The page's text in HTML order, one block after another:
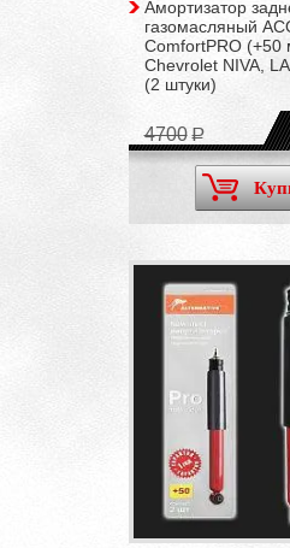
Амортизатор
газомасляный
ComfortPRO
Chevrolet NIVA,
(2 штуки)
4700